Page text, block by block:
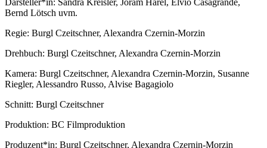
Darsteller*in: Sandra Kreisler, Joram Harel, Elvio Casagrande,
Bernd Lötsch uvm.
Regie: Burgl Czeitschner, Alexandra Czernin-Morzin
Drehbuch: Burgl Czeitschner, Alexandra Czernin-Morzin
Kamera: Burgl Czeitschner, Alexandra Czernin-Morzin, Susanne
Riegler, Alessandro Russo, Alvise Bagagiolo
Schnitt: Burgl Czeitschner
Produktion: BC Filmproduktion
Produzent*in: Burgl Czeitschner, Alexandra Czernin-Morzin